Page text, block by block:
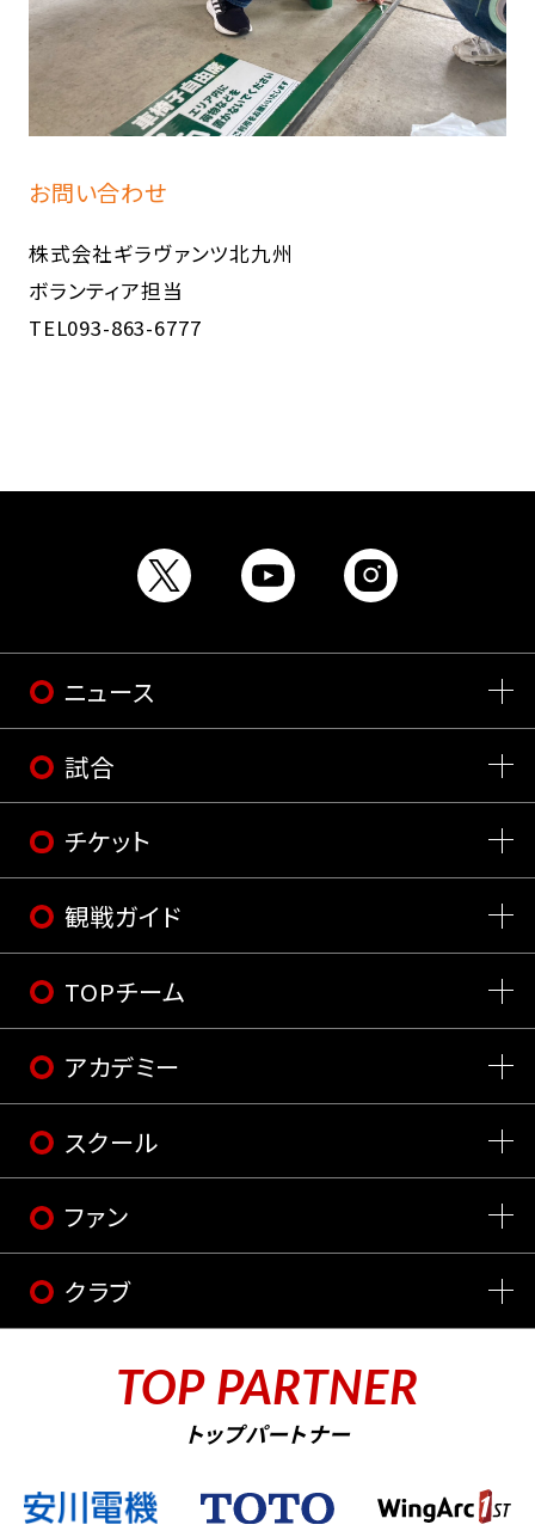
お問い合わせ
株式会社ギラヴァンツ北九州
ボランティア担当
TEL093-863-6777
ニュース
試合
チケット
観戦ガイド
TOPチーム
アカデミー
スクール
ファン
クラブ
TOP PARTNER
トップパートナー